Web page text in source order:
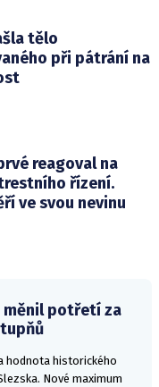
tělo
při pátrání na
reagoval na
řízení.
ve svou nevinu
měnil potřetí za
hodnota historického
Nové maximum